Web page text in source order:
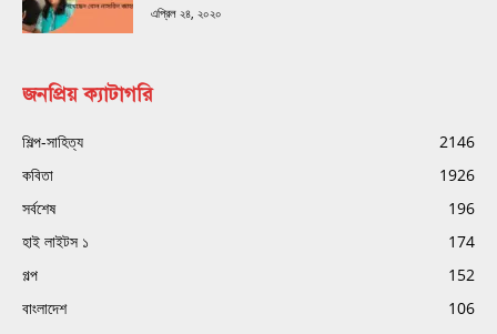
এপ্রিল ২৪, ২০২০
জনপ্রিয় ক্যাটাগরি
শিল্প-সাহিত্য
2146
কবিতা
1926
সর্বশেষ
196
হাই লাইটস ১
174
গল্প
152
বাংলাদেশ
106